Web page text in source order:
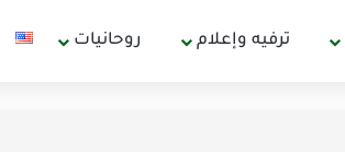
ترفيه وإعلام روحانيات